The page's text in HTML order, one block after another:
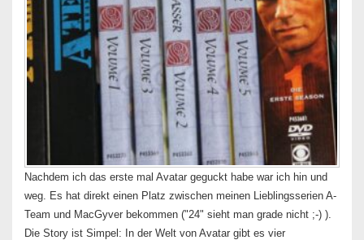
Nachdem ich das erste mal Avatar geguckt habe war ich hin und
weg. Es hat direkt einen Platz zwischen meinen Lieblingsserien A-
Team und MacGyver bekommen ("24" sieht man grade nicht ;-) ).
Die Story ist Simpel: In der Welt von Avatar gibt es vier